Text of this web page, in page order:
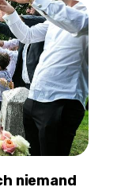
niemand